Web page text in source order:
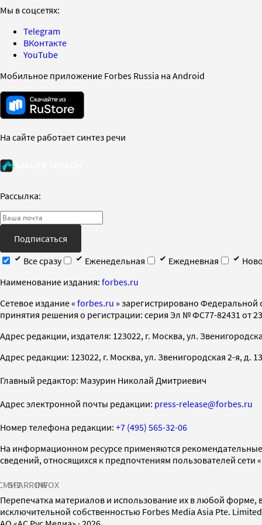
Мы в соцсетях:
Telegram
ВКонтакте
YouTube
Мобильное приложение Forbes Russia на Android
На сайте работает синтез речи
Рассылка:
Подписаться
Все сразу
Еженедельная Ежедневная
Наименование издания: forbes.ru
Cетевое издание « forbes.ru » зарегистрировано
принятия решения о регистрации: серия Эл № ФС77-82431 от
Адрес редакции, издателя: 123022, г. Москва, ул.
Адрес редакции: 123022, г. Москва, ул. Звенигородская 2-я, д.
Главный редактор: Мазурин Николай Дмитриевич
Адрес электронной почты редакции: press-release@forbes.ru
Номер телефона редакции: +7 (495) 565-32-06
На информационном ресурсе применяются
сведений, относящихся к предпочтениям пользователей
SPARROWINFOX
Перепечатка материалов и использование их в любой
исключительной собственностью Forbes Media Asia Pte.